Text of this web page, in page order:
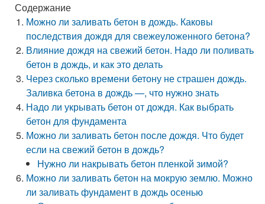
Содержание
Можно ли заливать бетон в дождь. Каковы
последствия дождя для свежеуложенного бетона?
Влияние дождя на свежий бетон. Надо ли поливать
бетон в дождь, и как это делать
Через сколько времени бетону не страшен дождь.
Заливка бетона в дождь —, что нужно знать
Надо ли укрывать бетон от дождя. Как выбрать
бетон для фундамента
Можно ли заливать бетон после дождя. Что будет
если на свежий бетон в дождь?
Нужно ли накрывать бетон пленкой зимой?
Можно ли заливать бетон на мокрую землю. Можно
ли заливать фундамент в дождь осенью